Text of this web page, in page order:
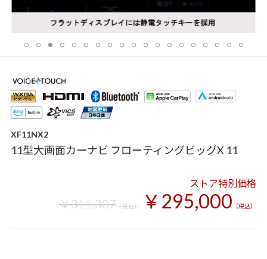
XF11NX2
11型大画面カーナビ フローティングビッグX 11
ストア特別価格
￥311,307（税込） ￥295,000 （税込）